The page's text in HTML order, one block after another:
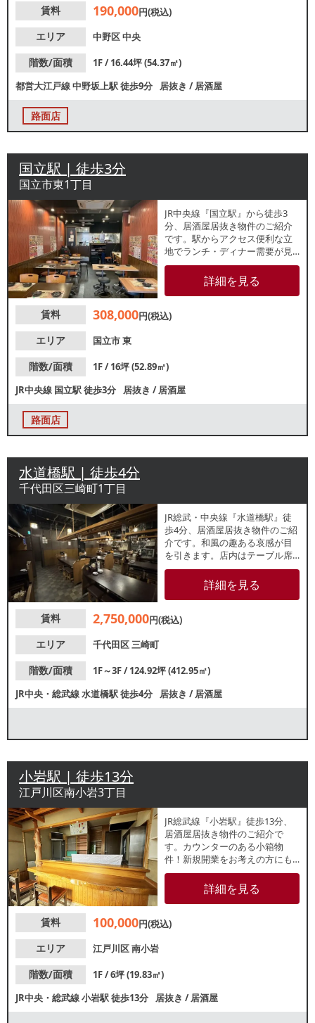
等、お気軽にお問合せくださ
賃料 190,000円(税込)
エリア
中野区中央
階数/面積
1F / 16.44坪 (54.37㎡)
都営大江戸線中野坂上駅徒歩9分 居抜き /居酒屋
路面店
国立駅 | 徒歩3分
国立市東1丁目
JR中央線『国立駅』から徒歩3
分、居酒屋居抜き物件のご紹介
です。駅からアクセス便利な立
地でランチ・ディナー需要が見
込めます。1階路面店で通行人か
らの視認性良好！袖看板もござ
います。ご検討の方はお早目
詳細を見る
賃料 308,000円(税込)
エリア
国立市東
階数/面積
1F / 16坪 (52.89㎡)
JR中央線 国立駅徒歩3分 居抜き /居酒屋
路面店
水道橋駅 | 徒歩4分
千代田区三崎町1丁目
JR総武・中央線『水道橋駅』徒
歩4分、居酒屋居抜き物件のご紹
介です。和風の趣ある哀感が目
を引きます。店内はテーブル席
が並び、宴会需要にも対応可
能。1～3階の一括貸しとなりま
す。諸条件等、お気軽にお問合
詳細を見る
賃料 2,750,000円(税込)
エリア
千代田区三崎町
階数/面積
1F～3F / 124.92坪 (412.95㎡)
JR中央・総武線水道橋駅徒歩4分 居抜き /居酒屋
小岩駅 | 徒歩13分
江戸川区南小岩3丁目
JR総武線『小岩駅』徒歩13分、
居酒屋居抜き物件のご紹介で
す。カウンターのある小箱物
件！新規開業をお考えの方にも
おすすめです。造作代無償のた
め、初期費用を抑えた開業が可
能！諸条件等、お気軽にお問合
詳細を見る
賃料 100,000円(税込)
エリア
江戸川区南小岩
階数/面積
1F / 6坪 (19.83㎡)
JR中央・総武線小岩駅徒歩13分 居抜き /居酒屋